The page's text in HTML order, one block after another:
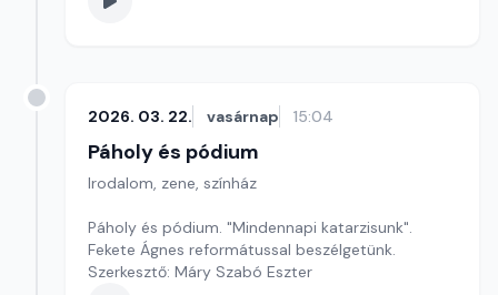
2026. 03. 22. vasárnap 15:04
Páholy és pódium
Irodalom, zene, színház
Páholy és pódium. "Mindennapi katarzisunk".
Fekete Ágnes reformátussal beszélgetünk.
Szerkesztő: Máry Szabó Eszter